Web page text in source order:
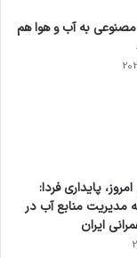
به آب و هوا هم
پایداری فردا:
مدیریت منابع آب در
ایران
های
2023
توسط